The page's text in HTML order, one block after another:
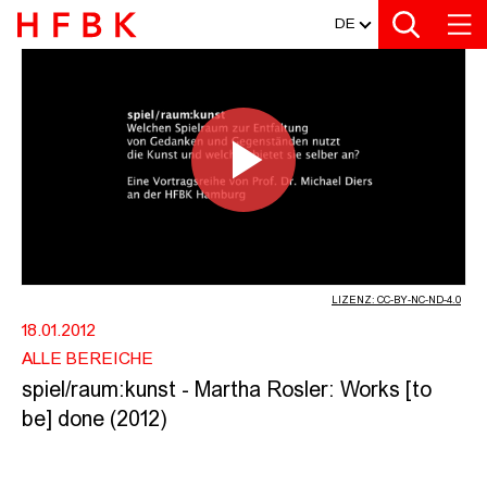
Zur Metanavigation
Zur Hauptnavigation
Zur Suche
Zum Inhalt
Zum Seitenfuss DE
Video
LIZENZ: CC-BY-NC-ND-4.0
18.01.2012
ALLE BEREICHE
spiel/raum:kunst - Martha Rosler: Works [to
be] done (2012)